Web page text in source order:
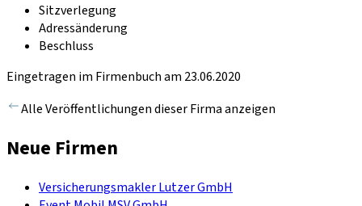
Sitzverlegung
Adressänderung
Beschluss
Eingetragen im Firmenbuch am 23.06.2020
Alle Veröffentlichungen dieser Firma anzeigen
Neue Firmen
Versicherungsmakler Lutzer GmbH